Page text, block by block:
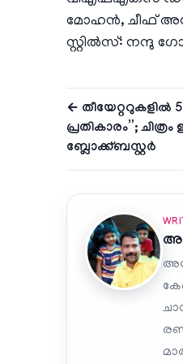
മോഹൻ, ചീഫ്
സ്റ്റിൽസ്: നന്ദു
← തീയേറ്ററുകളിൽ
പ്രതികാരം”;
ബ്ലോക്ക്ബസ്റ്റർ